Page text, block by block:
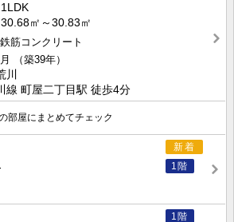
1LDK
30.68㎡～30.83㎡
鉄筋コンクリート
（築39年）
川
線 町屋二丁目駅 徒歩4分
部屋にまとめてチェック
新着
1階
1階